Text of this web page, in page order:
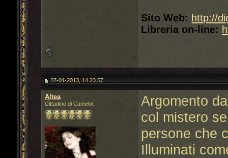
Sito Web: http://
Libreria on-line:
27-01-2013, 14.23.57
Altea
Cittadino di Camelot
Argomento
col mistero
persone che
Illuminati